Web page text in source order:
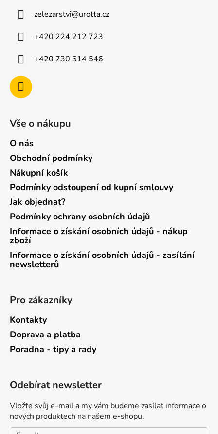
zelezarstvi@urotta.cz
+420 224 212 723
+420 730 514 546
Vše o nákupu
O nás
Obchodní podmínky
Nákupní košík
Podmínky odstoupení od kupní smlouvy
Jak objednat?
Podmínky ochrany osobních údajů
Informace o získání osobních údajů - nákup
zboží
Informace o získání osobních údajů - zasílání
newsletterů
Pro zákazníky
Kontakty
Doprava a platba
Poradna - tipy a rady
Odebírat newsletter
Vložte svůj e-mail a my vám budeme zasílat informace o
nových produktech na našem e-shopu.